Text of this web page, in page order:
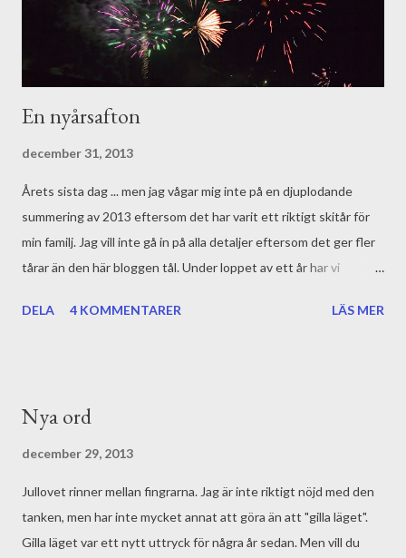
En nyårsafton
december 31, 2013
Årets sista dag ... men jag vågar mig inte på en djuplodande
summering av 2013 eftersom det har varit ett riktigt skitår för
min familj. Jag vill inte gå in på alla detaljer eftersom det ger fler
tårar än den här bloggen tål. Under loppet av ett år har vi
saknad och praktiskt arbete än jag orkar beskriva. Nu hoppas jag
Nyårskram från mig!
DELA 4 KOMMENTARER LÄS MER
Nya ord
december 29, 2013
Jullovet rinner mellan fingrarna. Jag är inte riktigt nöjd med den
tanken, men har inte mycket annat att göra än att "gilla läget".
Gilla läget var ett nytt uttryck för några år sedan. Men vill du